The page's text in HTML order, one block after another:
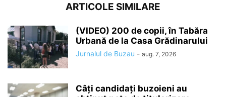
ARTICOLE SIMILARE
(VIDEO) 200 de copii, în Tabăra
Urbană de la Casa Grădinarului
Jurnalul de Buzau - aug. 7, 2026
Câți candidați buzoieni au